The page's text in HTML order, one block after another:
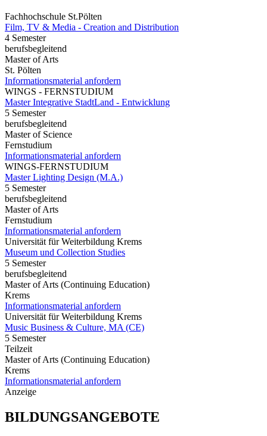
Fachhochschule St.Pölten
Film, TV & Media - Creation and Distribution
4 Semester
berufsbegleitend
Master of Arts
St. Pölten
Informationsmaterial anfordern
WINGS - FERNSTUDIUM
Master Integrative StadtLand - Entwicklung
5 Semester
berufsbegleitend
Master of Science
Fernstudium
Informationsmaterial anfordern
WINGS-FERNSTUDIUM
Master Lighting Design (M.A.)
5 Semester
berufsbegleitend
Master of Arts
Fernstudium
Informationsmaterial anfordern
Universität für Weiterbildung Krems
Museum und Collection Studies
5 Semester
berufsbegleitend
Master of Arts (Continuing Education)
Krems
Informationsmaterial anfordern
Universität für Weiterbildung Krems
Music Business & Culture, MA (CE)
5 Semester
Teilzeit
Master of Arts (Continuing Education)
Krems
Informationsmaterial anfordern
Anzeige
BILDUNGSANGEBOTE